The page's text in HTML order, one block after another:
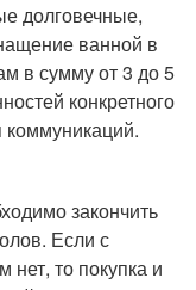
долговечные,
ванной в
в сумму от 3 до 5
конкретного
закончить
Если с
нет, то покупка и